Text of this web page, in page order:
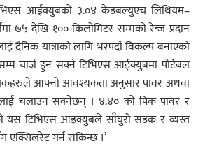
आईक्युबको ३.०४ केडबल्युएच लिथियम–
७५ देखि १०० किलोमिटर सम्मको रेन्ज प्रदान
यात्राको लागि भरपर्दो विकल्प बनाएको
चार्ज हुन सक्ने टिभिएस आईक्युबमा पोर्टेबल
आफ्नो आवश्यकता अनुसार पावर अथवा
चलाउन सक्नेछन् । ४.४० को पिक पावर र
यस टिभिएस आइक्युबले साँघुरो सडक र व्यस्त
एक्सिलरेट गर्न सकिन्छ ।’